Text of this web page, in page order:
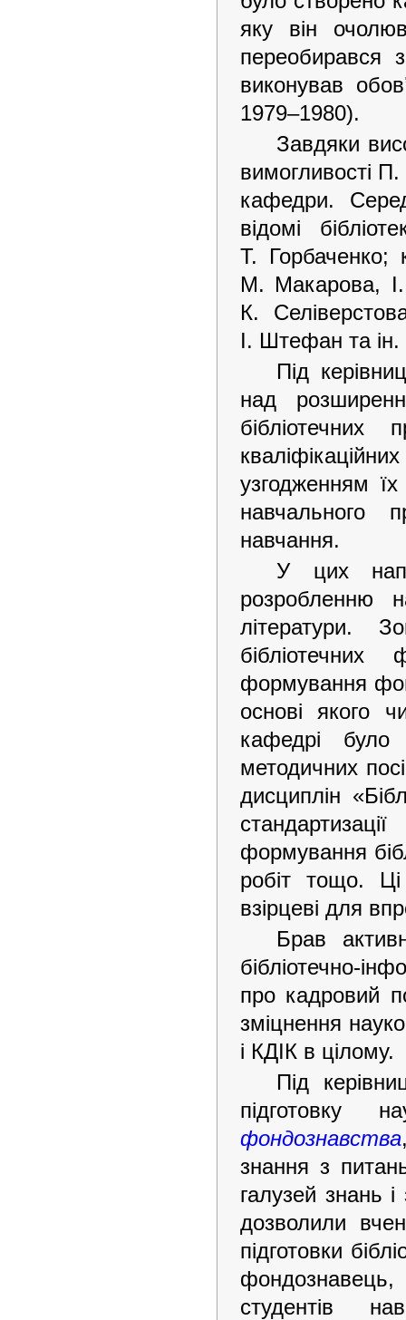
яку він
переобирався
виконував
1979–1980).
Завдяки
вимогливості
кафедри.
відомі
Т. Горбаченко;
М. Макарова,
К.
І. Штефан та ін.
Під
над
бібліотечних
узгодженням
навчального
навчання.
У цих
розробленню
літератури.
бібліотечних
формування
основі якого
кафедрі
методичних
дисциплін
формування
робіт тощо.
взірцеві для
Брав
бібліотечно-
про кадровий
зміцнення
і КДІК в цілому.
Під
підготовку
фондознавства
знання з
галузей знань
дозволили
підготовки
студентів